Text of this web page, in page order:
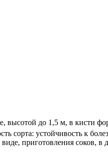
высотой до 1,5 м, в кисти
сорта: устойчивость к
приготовления соков, в